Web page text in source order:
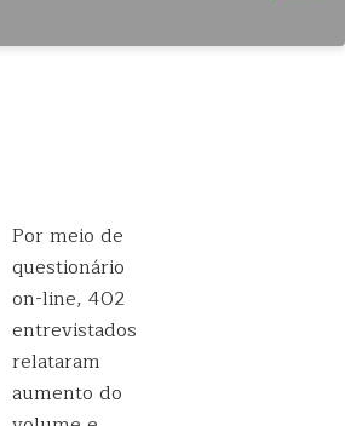
Por meio de
questionário
on-line, 402
entrevistados
relataram
aumento do